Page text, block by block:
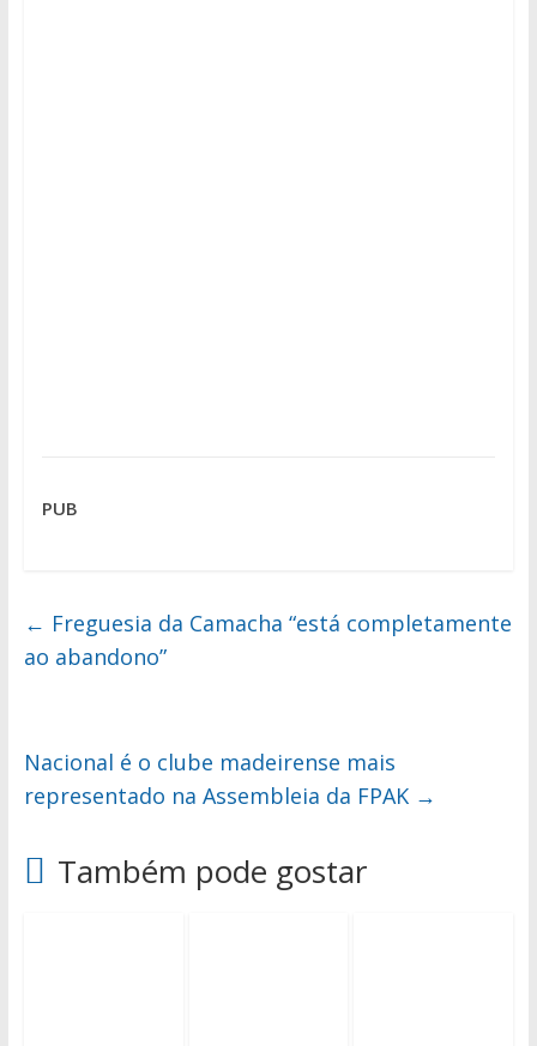
PUB
← Freguesia da Camacha “está completamente
ao abandono”
Nacional é o clube madeirense mais
representado na Assembleia da FPAK →
Também pode gostar